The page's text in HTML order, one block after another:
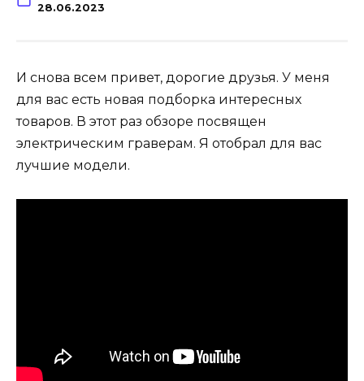
28.06.2023
И снова всем привет, дорогие друзья. У меня
для вас есть новая подборка интересных
товаров. В этот раз обзоре посвящен
электрическим граверам. Я отобрал для вас
лучшие модели.